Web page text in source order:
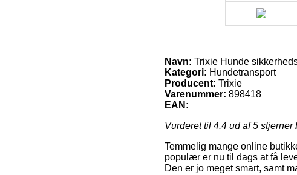
Navn: Trixie Hunde
Kategori: Hundetransport
Producent: Trixie
Varenummer: 898418
EAN:
Vurderet til 4.4 ud af 5 stjerner
Temmelig mange online
populær er nu til dags at få
Den er jo meget smart, samt